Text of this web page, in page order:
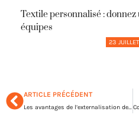
Textile personnalisé :
équipes
23
ARTICLE PRÉCÉDENT
Les avantages de l’externalisation de la paie